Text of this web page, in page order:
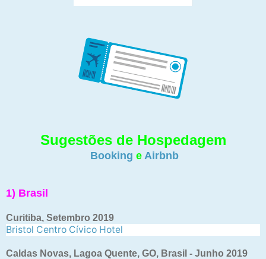
Sugestões de Hospedagem
Booking e Airbnb
1) Brasil
Curitiba, Setembro 2019
Bristol Centro Cívico Hotel
Caldas Novas, Lagoa Quente, GO, Brasil - Junho 2019